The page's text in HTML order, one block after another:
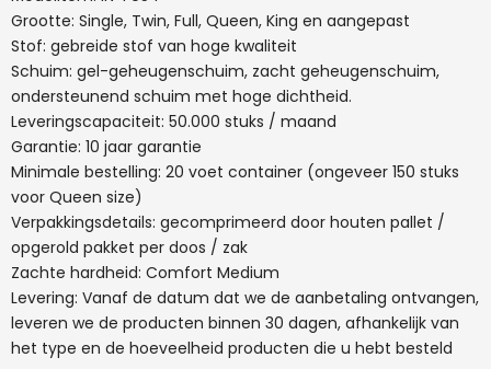
Grootte: Single, Twin, Full, Queen, King en aangepast
Stof: gebreide stof van hoge kwaliteit
Schuim: gel-geheugenschuim, zacht geheugenschuim,
ondersteunend schuim met hoge dichtheid.
Leveringscapaciteit: 50.000 stuks / maand
Garantie: 10 jaar garantie
Minimale bestelling: 20 voet container (ongeveer 150 stuks
voor Queen size)
Verpakkingsdetails: gecomprimeerd door houten pallet /
opgerold pakket per doos / zak
Zachte hardheid: Comfort Medium
Levering: Vanaf de datum dat we de aanbetaling ontvangen,
leveren we de producten binnen 30 dagen, afhankelijk van
het type en de hoeveelheid producten die u hebt besteld